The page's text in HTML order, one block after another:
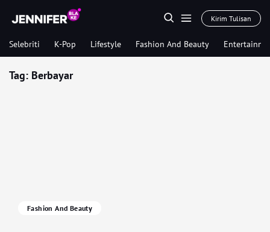
Kirim Tulisan
Selebriti K-Pop Lifestyle Fashion And Beauty
Tag: Berbayar
Fashion And Beauty